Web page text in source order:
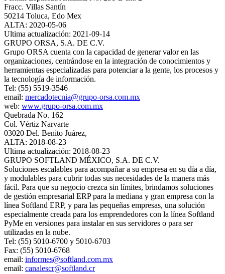
Fracc. Villas Santín
50214 Toluca, Edo Mex
ALTA: 2020-05-06
Ultima actualización: 2021-09-14
GRUPO ORSA, S.A. DE C.V.
Grupo ORSA cuenta con la capacidad de generar valor en las
organizaciones, centrándose en la integración de conocimientos y
herramientas especializadas para potenciar a la gente, los procesos y
la tecnología de información.
Tel: (55) 5519-3546
email: mercadotecnia@grupo-orsa.com.mx
web: www.grupo-orsa.com.mx
Quebrada No. 162
Col. Vértiz Narvarte
03020 Del. Benito Juárez,
ALTA: 2018-08-23
Ultima actualización: 2018-08-23
GRUPO SOFTLAND MÉXICO, S.A. DE C.V.
Soluciones escalables para acompañar a su empresa en su día a día,
y modulables para cubrir todas sus necesidades de la manera más
fácil. Para que su negocio crezca sin límites, brindamos soluciones
de gestión empresarial ERP para la mediana y gran empresa con la
línea Softland ERP, y para las pequeñas empresas, una solución
especialmente creada para los emprendedores con la línea Softland
PyMe en versiones para instalar en sus servidores o para ser
utilizadas en la nube.
Tel: (55) 5010-6700 y 5010-6703
Fax: (55) 5010-6768
email: informes@softland.com.mx
email: canalescr@softland.cr